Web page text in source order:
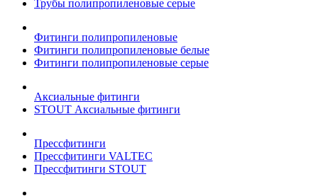
Трубы полипропиленовые серые
Фитинги полипропиленовые
Фитинги полипропиленовые белые
Фитинги полипропиленовые серые
Аксиальные фитинги
STOUT Аксиальные фитинги
Прессфитинги
Прессфитинги VALTEC
Прессфитинги STOUT